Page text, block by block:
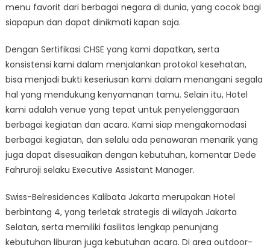
menu favorit dari berbagai negara di dunia, yang cocok bagi
siapapun dan dapat dinikmati kapan saja.
Dengan Sertifikasi CHSE yang kami dapatkan, serta
konsistensi kami dalam menjalankan protokol kesehatan,
bisa menjadi bukti keseriusan kami dalam menangani segala
hal yang mendukung kenyamanan tamu. Selain itu, Hotel
kami adalah venue yang tepat untuk penyelenggaraan
berbagai kegiatan dan acara. Kami siap mengakomodasi
berbagai kegiatan, dan selalu ada penawaran menarik yang
juga dapat disesuaikan dengan kebutuhan, komentar Dede
Fahruroji selaku Executive Assistant Manager.
Swiss-Belresidences Kalibata Jakarta merupakan Hotel
berbintang 4, yang terletak strategis di wilayah Jakarta
Selatan, serta memiliki fasilitas lengkap penunjang
kebutuhan liburan juga kebutuhan acara. Di area outdoor-